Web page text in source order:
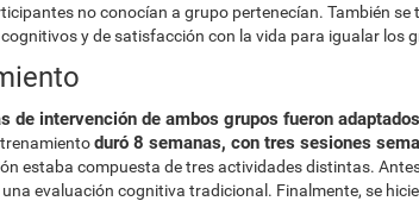
no conocían a grupo pertenecían. También
y de satisfacción con la vida para igualar los
de intervención de ambos grupos fueron
duró 8 semanas, con tres sesiones
estaba compuesta de tres actividades distintas.
una evaluación cognitiva tradicional. Finalmente, se